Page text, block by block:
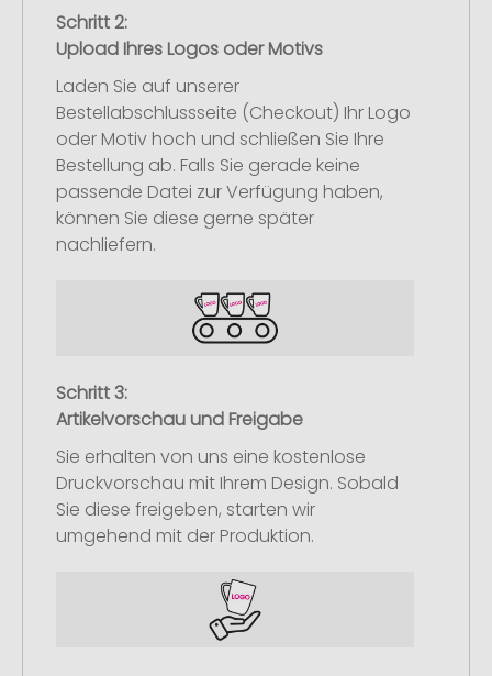
Schritt 2:
Upload Ihres Logos oder Motivs
Laden Sie auf unserer
Bestellabschlussseite (Checkout) Ihr Logo
oder Motiv hoch und schließen Sie Ihre
Bestellung ab. Falls Sie gerade keine
passende Datei zur Verfügung haben,
können Sie diese gerne später
nachliefern.
Schritt 3:
Artikelvorschau und Freigabe
Sie erhalten von uns eine kostenlose
Druckvorschau mit Ihrem Design. Sobald
Sie diese freigeben, starten wir
umgehend mit der Produktion.